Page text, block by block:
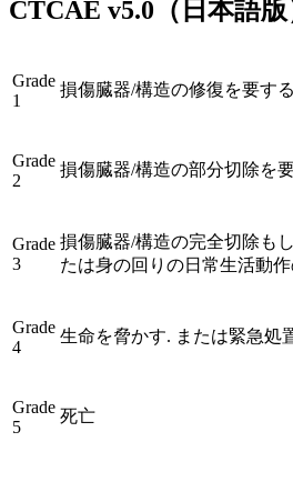
CTCAE v5.0 （日本語版
Grade
1
損傷臓器/構造の修復を要す
Grade
2
損傷臓器/構造の部分切除を
Grade
3
損傷臓器/構造の完全切除も
たは身の回りの日常生活動
Grade
4
生命を脅かす. または緊急処
Grade
5
死亡